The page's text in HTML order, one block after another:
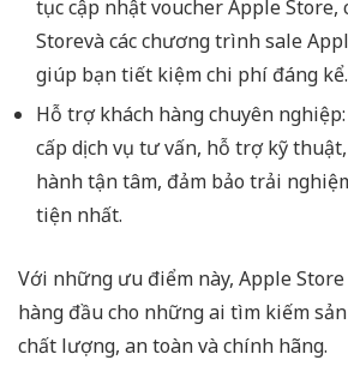
tục cập nhật voucher Apple Store,
Storevà các chương trình sale
giúp bạn tiết kiệm chi phí đáng kể.
Hỗ trợ khách hàng chuyên
cấp dịch vụ tư vấn, hỗ trợ kỹ
hành tận tâm, đảm bảo trải
tiện nhất.
Với những ưu điểm này, Apple
hàng đầu cho những ai tìm kiếm
chất lượng, an toàn và chính hãng.